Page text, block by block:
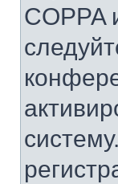
COPPA